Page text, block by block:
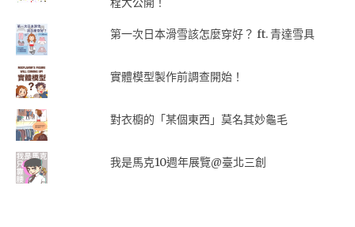
第一次日本滑雪該怎麼穿好？ ft. 青達雪具
實體模型製作前調查開始！
對衣櫥的「某個東西」莫名其妙龜毛
我是馬克10週年展覽@臺北三創